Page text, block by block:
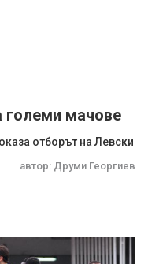
големи мачове
отборът на Левски
автор: Друми Георгиев